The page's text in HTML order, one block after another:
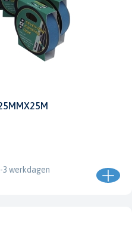
werkdagen